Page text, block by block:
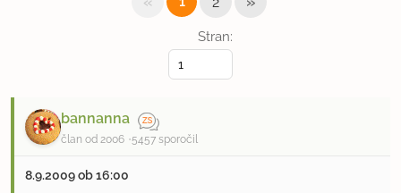
Stran:
bannanna
član od 2006 5457 sporočil
8.9.2009 ob 16:00